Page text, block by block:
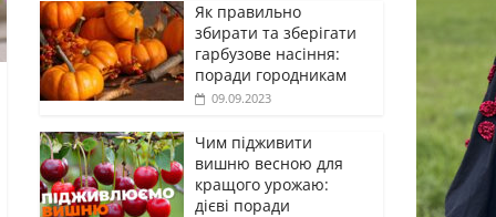
Як правильно
збирати та зберігати
гарбузове насіння:
поради городникам
09.09.2023
Чим підживити
вишню весною для
кращого урожаю:
дієві поради